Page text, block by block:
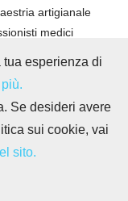
artigianale
medici
preoccupazioni
di credito,
delle operazioni
Le aziende di servizi
quando l'IA
esperienza di
Se desideri avere
sui cookie, vai
sito.